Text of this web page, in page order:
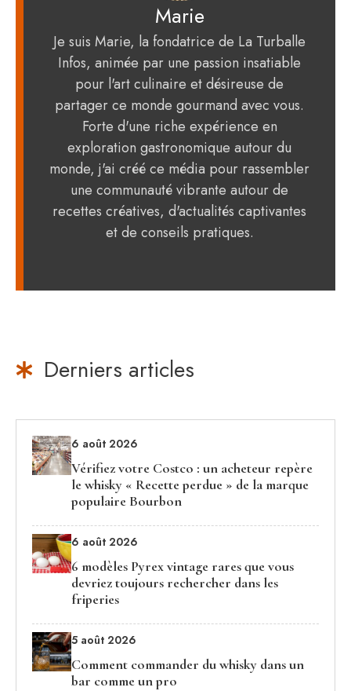
Marie
Je suis Marie, la fondatrice de La Turballe
Infos, animée par une passion insatiable
pour l'art culinaire et désireuse de
partager ce monde gourmand avec vous.
Forte d'une riche expérience en
exploration gastronomique autour du
monde, j'ai créé ce média pour rassembler
une communauté vibrante autour de
recettes créatives, d'actualités captivantes
et de conseils pratiques.
Derniers articles
6 août 2026
Vérifiez votre Costco : un acheteur repère
le whisky « Recette perdue » de la marque
populaire Bourbon
6 août 2026
6 modèles Pyrex vintage rares que vous
devriez toujours rechercher dans les
friperies
5 août 2026
Comment commander du whisky dans un
bar comme un pro